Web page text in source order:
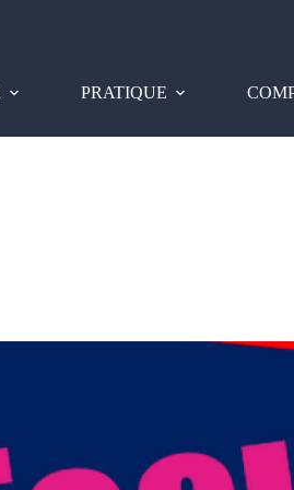
PRATIQUE